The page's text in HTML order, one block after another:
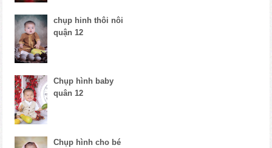
chụp hinh thôi nôi
quận 12
Chụp hình baby
quân 12
Chụp hình cho bé